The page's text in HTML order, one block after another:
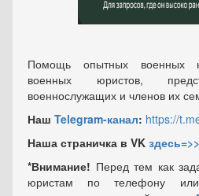
Помощь опытных военных
военных юристов,
военнослужащих и членов их
Наш Telegram-канал: https://
Наша страничка в VK
*Внимание! Перед тем как
юристам по телефону